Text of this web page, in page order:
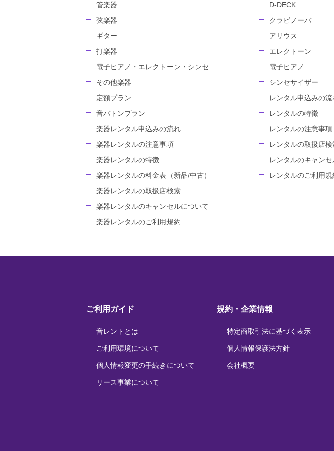
管楽器
弦楽器
ギター
打楽器
電子ピアノ・エレクトーン・シンセ
その他楽器
定額プラン
音バトンプラン
楽器レンタル申込みの流れ
楽器レンタルの注意事項
楽器レンタルの特徴
楽器レンタルの料金表（新品/中古）
楽器レンタルの取扱店検索
楽器レンタルのキャンセルについて
楽器レンタルのご利用規約
D-DECK
クラビノーバ
アリウス
エレクトーン
電子ピアノ
シンセサイザー
レンタル申込みの流
レンタルの特徴
レンタルの注意事項
レンタルの取扱店検
レンタルのキャン
レンタルのご利用規
ご利用ガイド
音レントとは
ご利用環境について
個人情報変更の手続きについて
リース事業について
規約・企業情報
特定商取引法に基づく表示
個人情報保護法方針
会社概要